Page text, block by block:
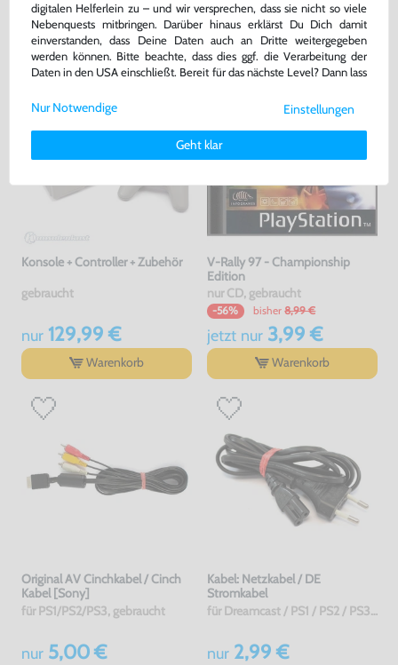
DAS HABEN ANDERE DAZU
GEKAUFT
Konsole + Controller + Zubehör
gebraucht
nur129,99 €
Warenkorb
-56%
V-Rally 97 - Championship
Edition
nur CD, gebraucht
-56% bisher 8,99 €
jetzt nur3,99 €
Warenkorb
Original AV Cinchkabel / Cinch
Kabel [Sony]
für PS1/PS2/PS3, gebraucht
nur5,00 €
Kabel: Netzkabel / DE
Stromkabel
für Dreamcast / PS1 / PS2 / PS3 / PS4 / Saturn / Xbox / 3DO, gebraucht
nur2,99 €
digitalen Helferlein zu – und wir versprechen, dass sie nicht so viele
Nebenquests mitbringen. Darüber hinaus erklärst Du Dich damit
einverstanden, dass Deine Daten auch an Dritte weitergegeben
werden können. Bitte beachte, dass dies ggf. die Verarbeitung der
Daten in den USA einschließt. Bereit für das nächste Level? Dann lass
Weitere Informationen zu den von uns verwendeten Cookies und
Deinen Rechten als Nutzer findest Du in unsererDaten­schutz­
Impressum.
Einstellungen
Geht klar
Nur Notwendige